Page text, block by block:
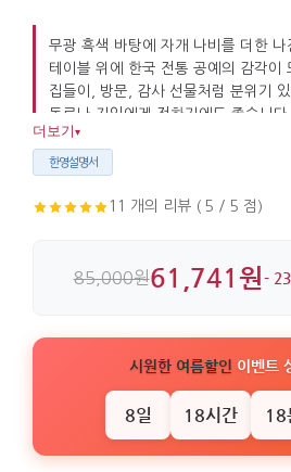
무광 흑색 바탕에 자개 나비를 더한 나
테이블 위에 한국 전통 공예의 감각이
집들이, 방문, 감사 선물처럼 분위기
동료나 지인에게 전하기에도 좋습니
부착해 완성한 수공예 마감이 인상적입
더보기 ▾
한영설명서
11 개의 리뷰 ( 5 / 5 점)
85,000원61,741원-
시원한 여름할인 이벤트
8일 18시간 18